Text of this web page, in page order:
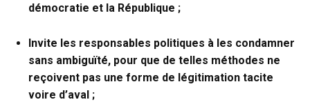
démocratie et la République ;
Invite les responsables politiques à les condamner
sans ambiguïté, pour que de telles méthodes ne
reçoivent pas une forme de légitimation tacite
voire d’aval ;